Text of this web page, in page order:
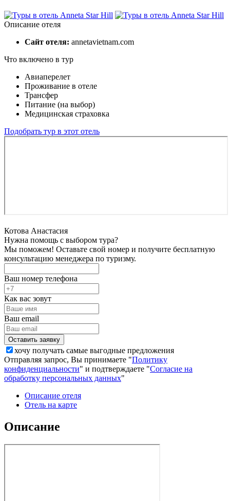
Описание отеля
Сайт отеля: annetavietnam.com
Что включено в тур
Авиаперелет
Проживание в отеле
Трансфер
Питание (на выбор)
Медицинская страховка
Подобрать тур в этот отель
Котова Анастасия
Нужна помощь с выбором тура?
Мы поможем! Оставьте свой номер и получите бесплатную
консультацию менеджера по туризму.
Ваш номер телефона
Как вас зовут
Ваш email
хочу получать самые выгодные предложения
Отправляя запрос, Вы принимаете "Политику
конфиденциальности" и подтверждаете "Согласие на
обработку персональных данных"
Описание отеля
Отель на карте
Описание